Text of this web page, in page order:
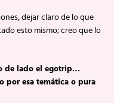
dejar claro de lo que
esto mismo; creo que lo
de lado el egotrip…
por esa temática o pura